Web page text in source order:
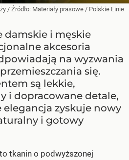
/ Źródło: Materiały prasowe / Polskie Linie
damskie i męskie
akcesoria
na wyzwania
się.
są lekkie,
i dopracowane detale,
elegancja zyskuje nowy
i gotowy
tkanin o podwyższonej